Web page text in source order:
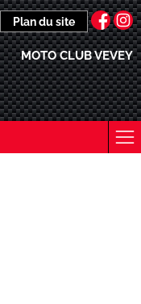
Plan du site
MOTO CLUB VEVEY